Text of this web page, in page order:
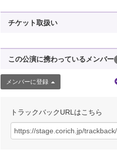
チケット取扱い
この公演に携わっているメンバー
メンバーに登録
トラックバックURLはこちら